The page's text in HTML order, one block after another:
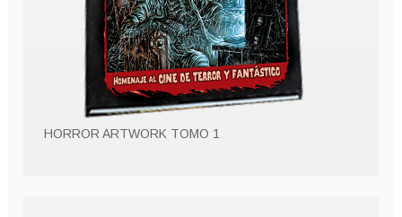
HORROR ARTWORK TOMO 1